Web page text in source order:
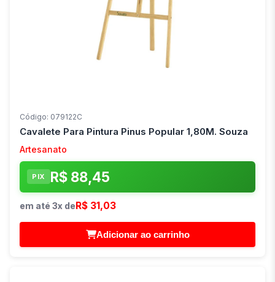
Código: 079122C
Cavalete Para Pintura Pinus Popular 1,80M. Souza
Artesanato
PIX R$ 88,45
em até 3x deR$ 31,03
Adicionar ao carrinho